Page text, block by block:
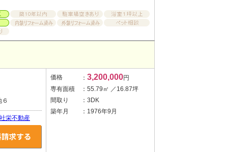
栄不動産
価格 ： 3,200,000円
専有面積
：55.79㎡ ／16.87坪
間取り
：3DK
築年月
：1976年9月